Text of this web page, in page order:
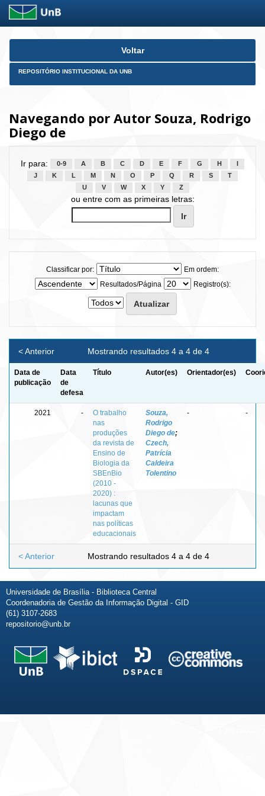
Skip
Voltar
REPOSITÓRIO INSTITUCIONAL DA UNB
Navegando por Autor Souza, Rodrigo
Diego de
Ir para: 0-9 A B C D E F G H
J
K L M N O P Q R S
T
U
V W X Y Z
ou entre com as primeiras letras:
Classificar por:
Em ordem:
Resultados/Página
Registro(s):
Mostrando resultados 4 a 4 de 4
< Anterior
Data de
publicação
Data
de
defesa
Título Autor(es) Orientador(es)
2021 -
O trabalho
nas
produções
da revista de
Ensino de
Biologia da
SBEnBio
(2010 -
2020) :
lacunas que
impactam
nas políticas
educacionais
Souza,
Rodrigo
Diego de;
Czech,
Patrícia
Caldeira
Tolentino
- -
Mostrando resultados 4 a 4 de 4
< Anterior
Universidade de Brasília - Biblioteca Central
Coordenadoria de Gestão da Informação Digital - GID
(61) 3107-2683
repositorio@unb.br